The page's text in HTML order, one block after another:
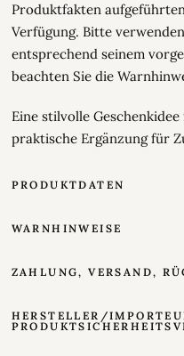
Produktfakten
Verfügung. Bitte
entsprechend seinem
beachten Sie die
Eine stilvolle
praktische Ergänzung für
PRODUKTDATEN
WARNHINWEISE
ZAHLUNG, VERSAND,
HERSTELLER/